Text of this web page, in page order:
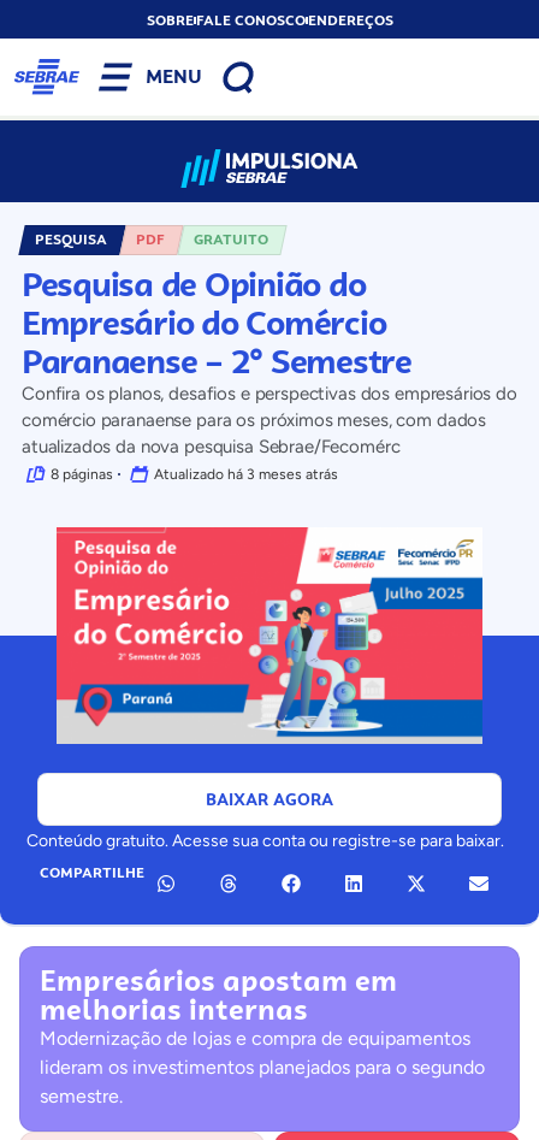
SOBREFALE CONOSCOENDEREÇOS
MENU
PESQUISA PDF GRATUITO
Pesquisa de Opinião do
Empresário do Comércio
Paranaense – 2° Semestre
Confira os planos, desafios e perspectivas dos empresários do
comércio paranaense para os próximos meses, com dados
atualizados da nova pesquisa Sebrae/Fecomérc
8 páginas Atualizado há 3 meses atrás
BAIXAR AGORA
Conteúdo gratuito. Acesse sua conta ou registre-se para baixar.
COMPARTILHE
Empresários apostam em
melhorias internas
Modernização de lojas e compra de equipamentos
lideram os investimentos planejados para o segundo
semestre.